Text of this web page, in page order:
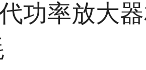
功率放大